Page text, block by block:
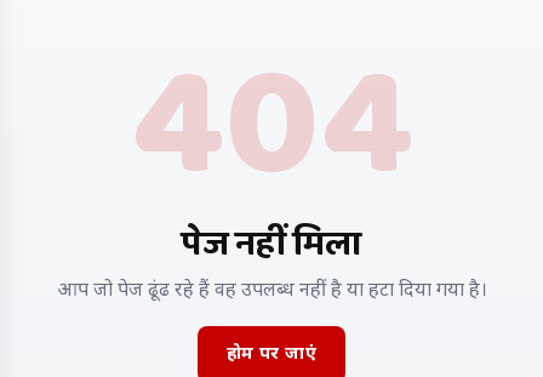
404
पेज नहीं मिला
आप जो पेज ढूंढ रहे हैं वह उपलब्ध नहीं है या हटा दिया गया है।
होम पर जाएं